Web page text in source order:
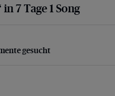
7 Tage 1 Song
gesucht
gesucht